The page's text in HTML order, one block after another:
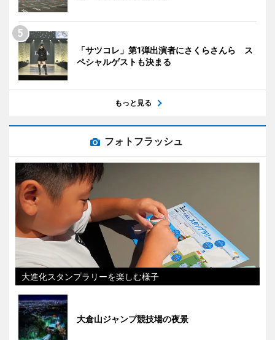
「サツコレ」第1弾出演者にさくらさんら ス
ペシャルゲストも決まる
もっと見る
フォトフラッシュ
大進化スタンプラリーを楽しむ様子
大倉山ジャンプ競技場の夜景